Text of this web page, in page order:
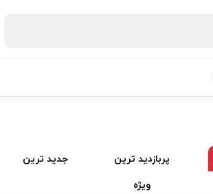
پربازدید ترین جدید ترین
ویژه